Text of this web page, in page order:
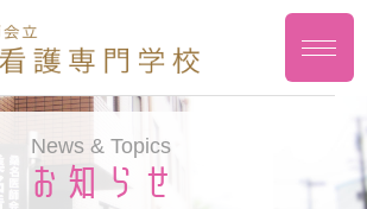
News & Topics
お知らせ